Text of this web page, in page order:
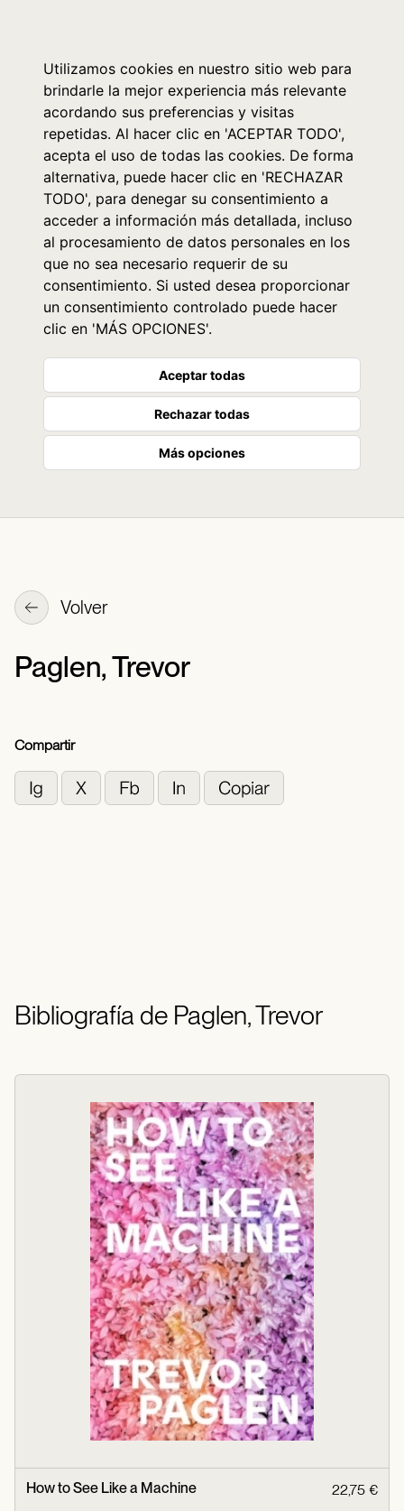
Utilizamos cookies en nuestro sitio web para
brindarle la mejor experiencia más relevante
acordando sus preferencias y visitas
repetidas. Al hacer clic en 'ACEPTAR TODO',
acepta el uso de todas las cookies. De forma
alternativa, puede hacer clic en 'RECHAZAR
TODO', para denegar su consentimiento a
acceder a información más detallada, incluso
al procesamiento de datos personales en los
que no sea necesario requerir de su
consentimiento. Si usted desea proporcionar
un consentimiento controlado puede hacer
clic en 'MÁS OPCIONES'.
Aceptar todas
Rechazar todas
Más opciones
Volver
Paglen, Trevor
Compartir
Bibliografía de Paglen, Trevor
How to See Like a Machine 22,75 €